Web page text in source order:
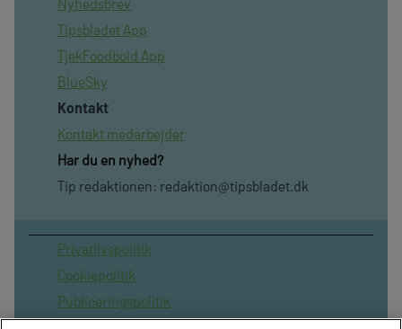
Tipsbladet App
TjekFoodbold App
BlueSky
Kontakt
Kontakt medarbejder
Har du en nyhed?
Tip redaktionen: redaktion@tipsbladet.dk
Privatilvspolitik
Cookiepolitik
Publiceringspolitik